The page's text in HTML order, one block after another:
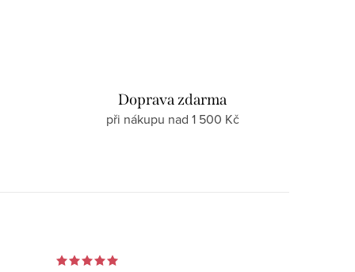
Doprava zdarma
při nákupu nad 1 500 Kč